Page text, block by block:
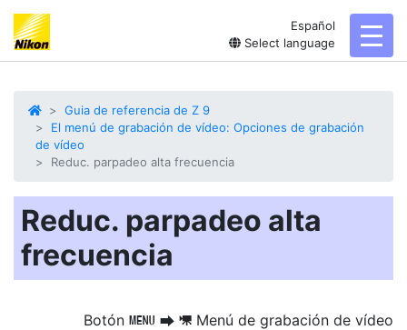
Español
Select language
Guia de referencia de Z 9
El menú de grabación de vídeo: Opciones de grabación
de vídeo
Reduc. parpadeo alta frecuencia
Reduc. parpadeo alta
frecuencia
Botón G U 1 Menú de grabación de vídeo